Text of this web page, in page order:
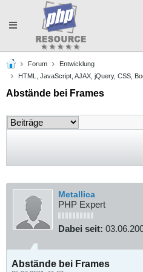
Toggle
navigation
Forum
Entwicklung
HTML, JavaScript, AJAX, jQuery, CSS,
Abstände bei Frames
Metallica
PHP Expert
Dabei seit:
Abstände bei Frames